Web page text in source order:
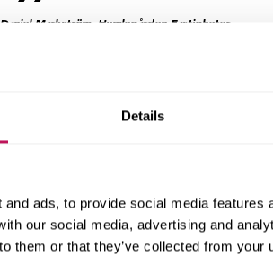
Details
ads, to provide social media features
our social media, advertising and
them or that they’ve collected from your
Daniel Markström, Humlegården Fastigheter
om
prisbelönt, bland annat Global
Urban Land Institute
helhet och förutom god
och genomförande in.Läs mer om